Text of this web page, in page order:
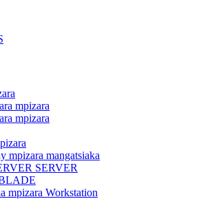
mpizara
mpizara
mpizara mangatsiaka
SERVER
mpizara Workstation